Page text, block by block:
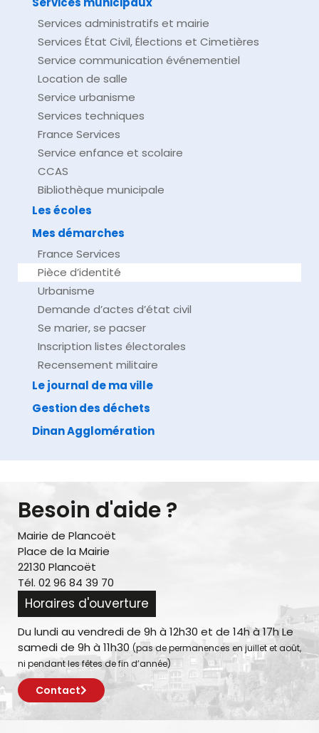
Services administratifs et mairie
Services État Civil, Élections et Cimetières
Service communication événementiel
Location de salle
Service urbanisme
Services techniques
France Services
Service enfance et scolaire
CCAS
Bibliothèque municipale
Les écoles
Mes démarches
France Services
Pièce d’identité
Urbanisme
Demande d’actes d’état civil
Se marier, se pacser
Inscription listes électorales
Recensement militaire
Le journal de ma ville
Gestion des déchets
Dinan Agglomération
Besoin d'aide ?
Mairie de Plancoët
Place de la Mairie
22130 Plancoët
Tél. 02 96 84 39 70
Horaires d'ouverture
Du lundi au vendredi de 9h à 12h30 et de 14h à 17h Le
samedi de 9h à 11h30 (pas de permanences en juillet et août,
ni pendant les fêtes de fin d’année)
Contact